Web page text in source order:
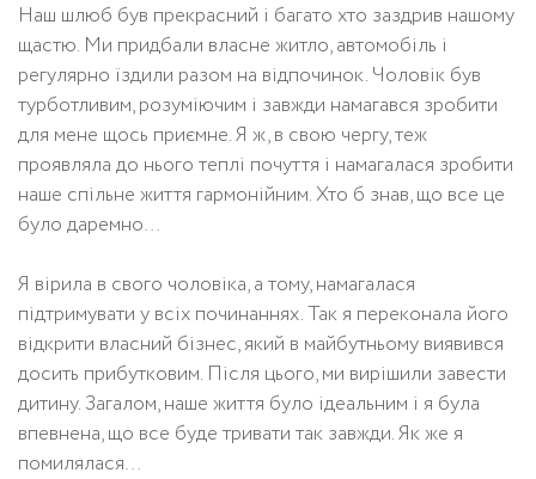
Наш шлюб був прекрасний і багато хто заздрив нашому
щастю. Ми придбали власне житло, автомобіль і
регулярно їздили разом на відпочинок. Чоловік був
турботливим, розуміючим і завжди намагався зробити
для мене щось приємне. Я ж, в свою чергу, теж
проявляла до нього теплі почуття і намагалася зробити
наше спільне життя гармонійним. Хто б знав, що все це
було даремно…
Я вірила в свого чоловіка, а тому, намагалася
підтримувати у всіх починаннях. Так я переконала його
відкрити власний бізнес, який в майбутньому виявився
досить прибутковим. Після цього, ми вирішили завести
дитину. Загалом, наше життя було ідеальним і я була
впевнена, що все буде тривати так завжди. Як же я
помилялася…